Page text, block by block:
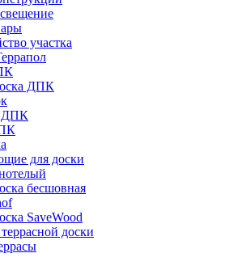
участка
ДПК
ДПК
для доски
бесшовная
SaveWood
доски